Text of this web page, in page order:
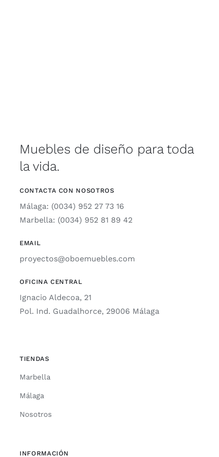
Muebles de diseño para toda
la vida.
CONTACTA CON NOSOTROS
Málaga: (0034) 952 27 73 16
Marbella: (0034) 952 81 89 42
EMAIL
proyectos@oboemuebles.com
OFICINA CENTRAL
Ignacio Aldecoa, 21
Pol. Ind. Guadalhorce, 29006 Málaga
TIENDAS
Marbella
Málaga
Nosotros
INFORMACIÓN